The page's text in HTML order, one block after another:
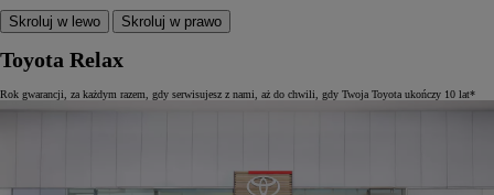
Skroluj w lewo Skroluj w prawo
Toyota Relax
Rok gwarancji, za każdym razem, gdy serwisujesz z nami, aż do chwili, gdy Twoja Toyota ukończy 10 lat*